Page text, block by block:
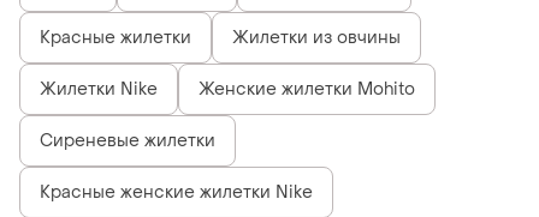
Красные жилетки Жилетки из овчины
Жилетки Nike Женские жилетки Mohito
Сиреневые жилетки
Красные женские жилетки Nike